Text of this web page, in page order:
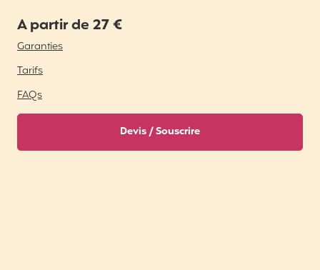
A partir de 27 €
Garanties
Tarifs
FAQs
Devis / Souscrire